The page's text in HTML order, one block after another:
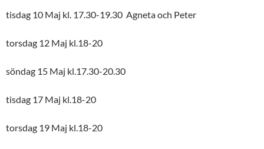
tisdag 10 Maj kl. 17.30-19.30 Agneta och Peter
torsdag 12 Maj kl.18-20
söndag 15 Maj kl.17.30-20.30
tisdag 17 Maj kl.18-20
torsdag 19 Maj kl.18-20